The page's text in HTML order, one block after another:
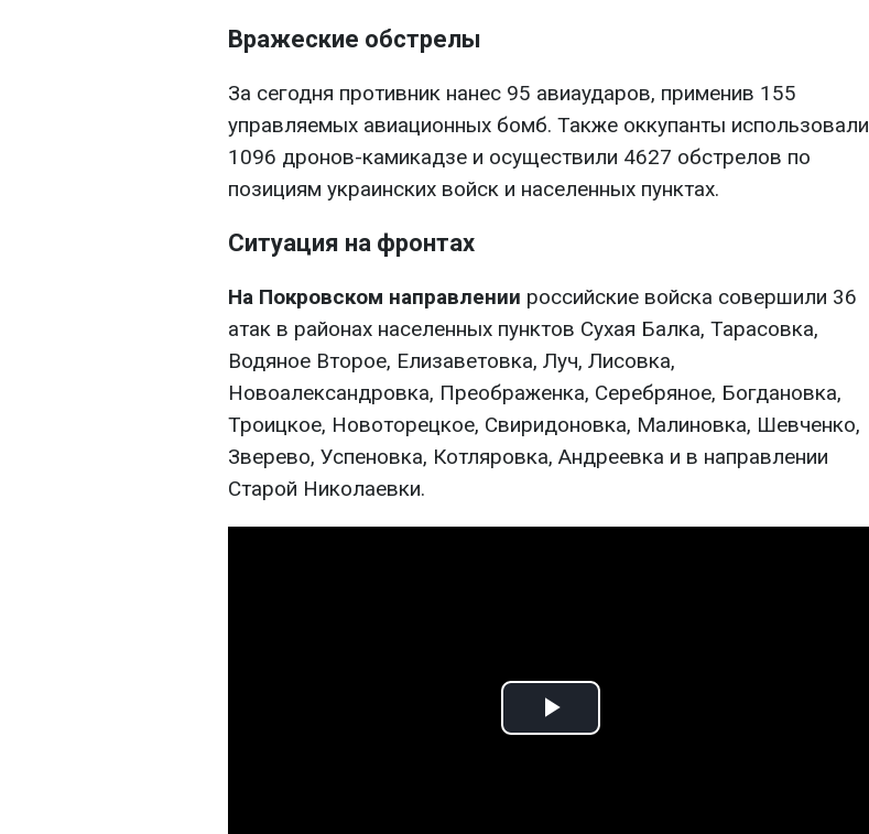
Вражеские обстрелы
За сегодня противник нанес 95 авиаударов, применив 155
управляемых авиационных бомб. Также оккупанты использовали
1096 дронов-камикадзе и осуществили 4627 обстрелов по
позициям украинских войск и населенных пунктах.
Ситуация на фронтах
На Покровском направлении российские войска совершили 36
атак в районах населенных пунктов Сухая Балка, Тарасовка,
Водяное Второе, Елизаветовка, Луч, Лисовка,
Новоалександровка, Преображенка, Серебряное, Богдановка,
Троицкое, Новоторецкое, Свиридоновка, Малиновка, Шевченко,
Зверево, Успеновка, Котляровка, Андреевка и в направлении
Старой Николаевки.
Play